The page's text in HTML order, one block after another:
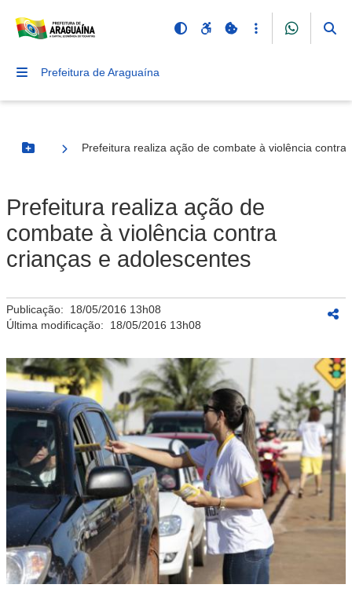
Prefeitura de Araguaína
Botão Menu
Prefeitura realiza ação de combate à violência contra
Prefeitura realiza ação de
combate à violência contra
crianças e adolescentes
Publicação: 18/05/2016 13h08
Última modificação: 18/05/2016 13h08